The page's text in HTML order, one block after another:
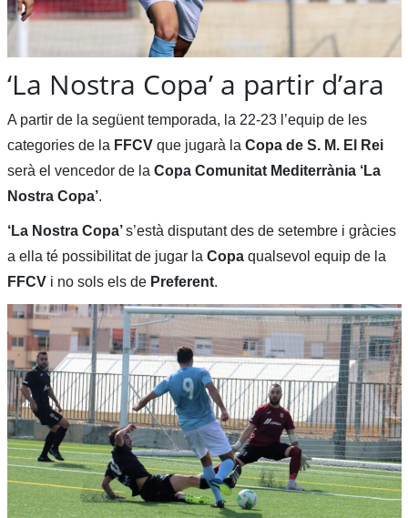
‘La Nostra Copa’ a partir d’ara
A partir de la següent temporada, la 22-23 l’equip de les
categories de la FFCV que jugarà la Copa de S. M. El Rei
serà el vencedor de la Copa Comunitat Mediterrània ‘La
Nostra Copa’.
‘La Nostra Copa’s’està disputant des de setembre i gràcies
a ella té possibilitat de jugar la Copa qualsevol equip de la
FFCV i no sols els de Preferent.